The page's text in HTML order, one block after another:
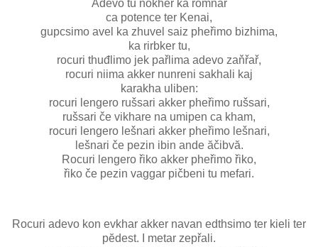
Adevo tu nokher ka řomnar
ca potence ter Kenai,
gupcsimo avel ka zhuvel saiz pheřimo bizhima,
ka rirbker tu,
rocuri thuđlimo jek pařlima adevo zaňřař,
rocuri niima akker nunreni sakhali kaj
karakha uliben:
rocuri lengero rušsari akker pheřimo rušsari,
rušsari če vikhare na umipen ca kham,
rocuri lengero lešnari akker pheřimo lešnari,
lešnari če pezin ibin ande ăčibvă.
Rocuri lengero řiko akker pheřimo řiko,
řiko če pezin vaggar pičbeni tu mefari.
Rocuri adevo kon evkhar akker navan edthsimo ter kieli ter
pĕdest. I metar zepřali.